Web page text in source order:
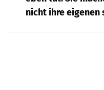
nicht ihre eigenen